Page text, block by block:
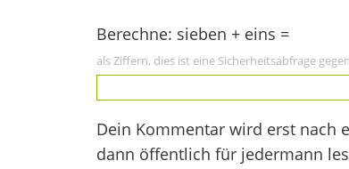
Berechne: sieben + eins =
als Ziffern, dies ist eine Sicherheitsabfrage
Dein Kommentar wird erst nach
dann öffentlich für jedermann